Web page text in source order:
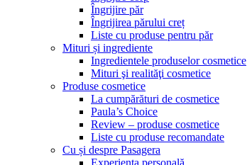
Îngrijire păr
Îngrijirea părului creț
Liste cu produse pentru păr
Mituri și ingrediente
Ingredientele produselor cosmetice
Mituri şi realităţi cosmetice
Produse cosmetice
La cumpărături de cosmetice
Paula’s Choice
Review – produse cosmetice
Liste cu produse recomandate
Cu și despre Pasagera
Experienţa personală